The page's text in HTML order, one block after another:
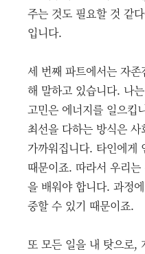
주는 것도 필요할 것 같
입니다.
세 번째 파트에서는 자
해 말하고 있습니다. 나
고민은 에너지를 일으킵
최선을 다하는 방식은
가까워집니다. 타인에게
때문이죠. 따라서 우리
을 배워야 합니다. 과정
중할 수 있기 때문이죠.
또 모든 일을 내 탓으로,